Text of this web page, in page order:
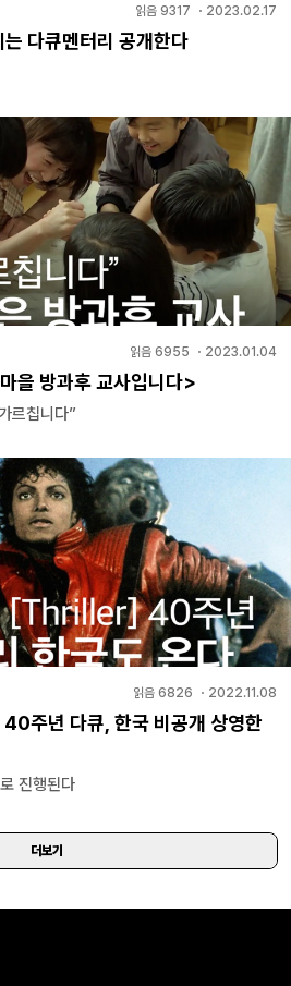
읽음 9317 ・ 2023.02.17
다큐멘터리 공개한다
읽음 6955 ・ 2023.01.04
을 방과후 교사입니다>
르칩니다”
읽음 6826 ・ 2022.11.08
주년 다큐, 한국 비공개 상영한
진행된다
더보기